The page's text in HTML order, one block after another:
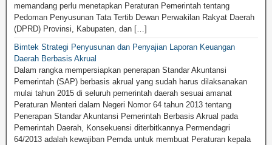
memandang perlu menetapkan Peraturan Pemerintah tentang
Pedoman Penyusunan Tata Tertib Dewan Perwakilan Rakyat Daerah
(DPRD) Provinsi, Kabupaten, dan […]
Bimtek Strategi Penyusunan dan Penyajian Laporan Keuangan
Daerah Berbasis Akrual
Dalam rangka mempersiapkan penerapan Standar Akuntansi
Pemerintah (SAP) berbasis akrual yang sudah harus dilaksanakan
mulai tahun 2015 di seluruh pemerintah daerah sesuai amanat
Peraturan Menteri dalam Negeri Nomor 64 tahun 2013 tentang
Penerapan Standar Akuntansi Pemerintah Berbasis Akrual pada
Pemerintah Daerah, Konsekuensi diterbitkannya Permendagri
64/2013 adalah kewajiban Pemda untuk membuat Peraturan kepala